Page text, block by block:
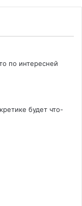
по интересней
будет что-